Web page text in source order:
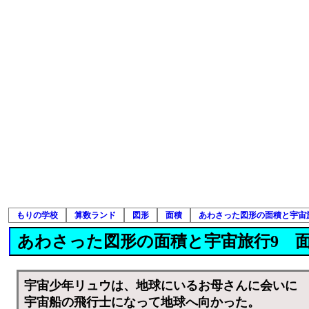
もりの学校 算数ランド 図形 面積 あわさった図形の面積と宇宙
あわさった図形の面積と宇宙旅行9
宇宙少年リュウは、地球にいるお母さんに会いに
宇宙船の飛行士になって地球へ向かった。